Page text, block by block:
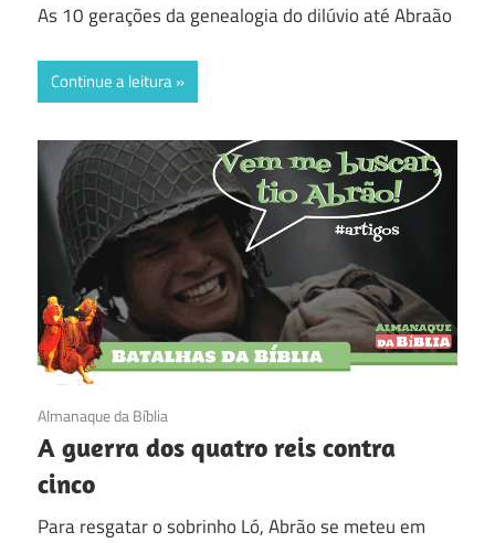
As 10 gerações da genealogia do dilúvio até Abraão
Continue a leitura
09/10/2016
Almanaque da Bíblia
A guerra dos quatro reis contra
cinco
Para resgatar o sobrinho Ló, Abrão se meteu em